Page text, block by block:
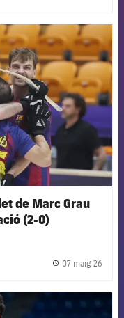
badge
de Marc Grau
(2-0)
07 maig 26
badge